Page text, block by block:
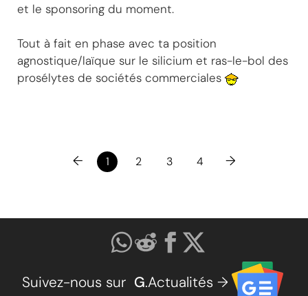
et le sponsoring du moment.
Tout à fait en phase avec ta position
agnostique/laïque sur le silicium et ras-le-bol des
prosélytes de sociétés commerciales
← 1 2 3 4 →
Suivez-nous sur G.Actualités →